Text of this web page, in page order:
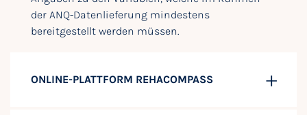
der ANQ-Datenlieferung mindestens
bereitgestellt werden müssen.
ONLINE-PLATTFORM REHACOMPASS